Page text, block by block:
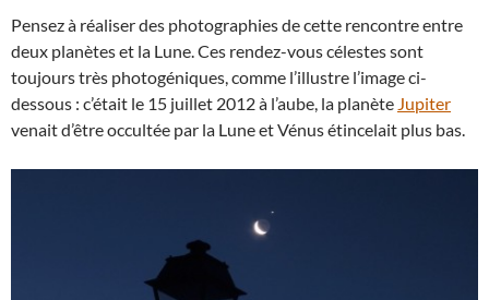
Pensez à réaliser des photographies de cette rencontre entre
deux planètes et la Lune. Ces rendez-vous célestes sont
toujours très photogéniques, comme l’illustre l’image ci-
dessous : c’était le 15 juillet 2012 à l’aube, la planète Jupiter
venait d’être occultée par la Lune et Vénus étincelait plus bas.